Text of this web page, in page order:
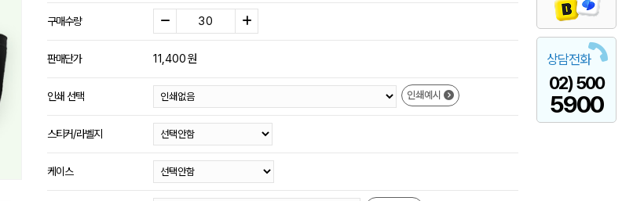
상담전화
02) 500
5900
구매수량
판매단가 11,400원
인쇄 선택 인쇄예시
스티커/라벨지
케이스